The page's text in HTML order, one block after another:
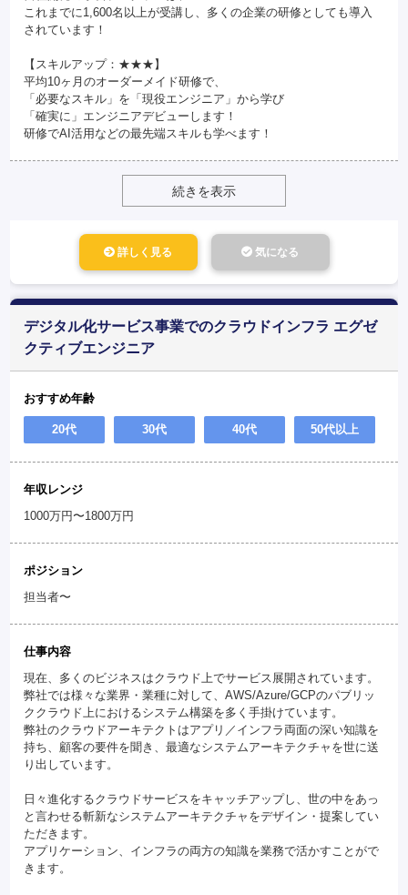
これまでに1,600名以上が受講し、多くの企業の研修としても導入
されています！
【スキルアップ：★★★】
平均10ヶ月のオーダーメイド研修で、
「必要なスキル」を「現役エンジニア」から学び
「確実に」エンジニアデビューします！
研修でAI活用などの最先端スキルも学べます！
続きを表示
詳しく見る 気になる
デジタル化サービス事業でのクラウドインフラ エグゼ
クティブエンジニア
おすすめ年齢
20代 30代 40代 50代以上
年収レンジ
1000万円〜1800万円
ポジション
担当者〜
仕事内容
現在、多くのビジネスはクラウド上でサービス展開されています。
弊社では様々な業界・業種に対して、AWS/Azure/GCPのパブリッ
ククラウド上におけるシステム構築を多く手掛けています。
弊社のクラウドアーキテクトはアプリ／インフラ両面の深い知識を
持ち、顧客の要件を聞き、最適なシステムアーキテクチャを世に送
り出しています。
日々進化するクラウドサービスをキャッチアップし、世の中をあっ
と言わせる斬新なシステムアーキテクチャをデザイン・提案してい
ただきます。
アプリケーション、インフラの両方の知識を業務で活かすことがで
きます。